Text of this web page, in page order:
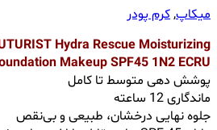
میکاپ,کرم پودر
Hydra Rescue Moisturizing
Makeup SPF45 1N2 ECRU
پوشش دهی متوسط تا کامل
ماندگاری 12 ساعته
جلوه نهایی درخشان، طبیعی و بی‌نقص